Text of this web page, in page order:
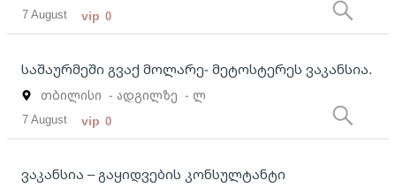
7 August vip 0
საშაურმეში გვაქ მოლარე- მეტოსტერეს ვაკანსია.
თბილისი - ადგილზე - ლ
7 August vip 0
ვაკანსია – გაყიდვების კონსულტანტი